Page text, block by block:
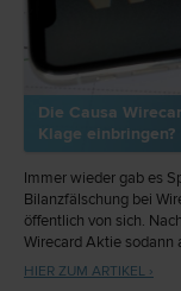
Die Causa
Klage einbringen?
Immer wieder gab es
Bilanzfälschung bei
öffentlich von sich.
Wirecard Aktie sodann
verzeichnete die
HIER ZUM ARTIKEL ›